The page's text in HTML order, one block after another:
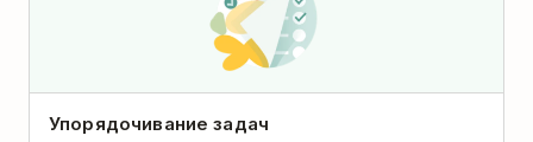
Упорядочивание задач